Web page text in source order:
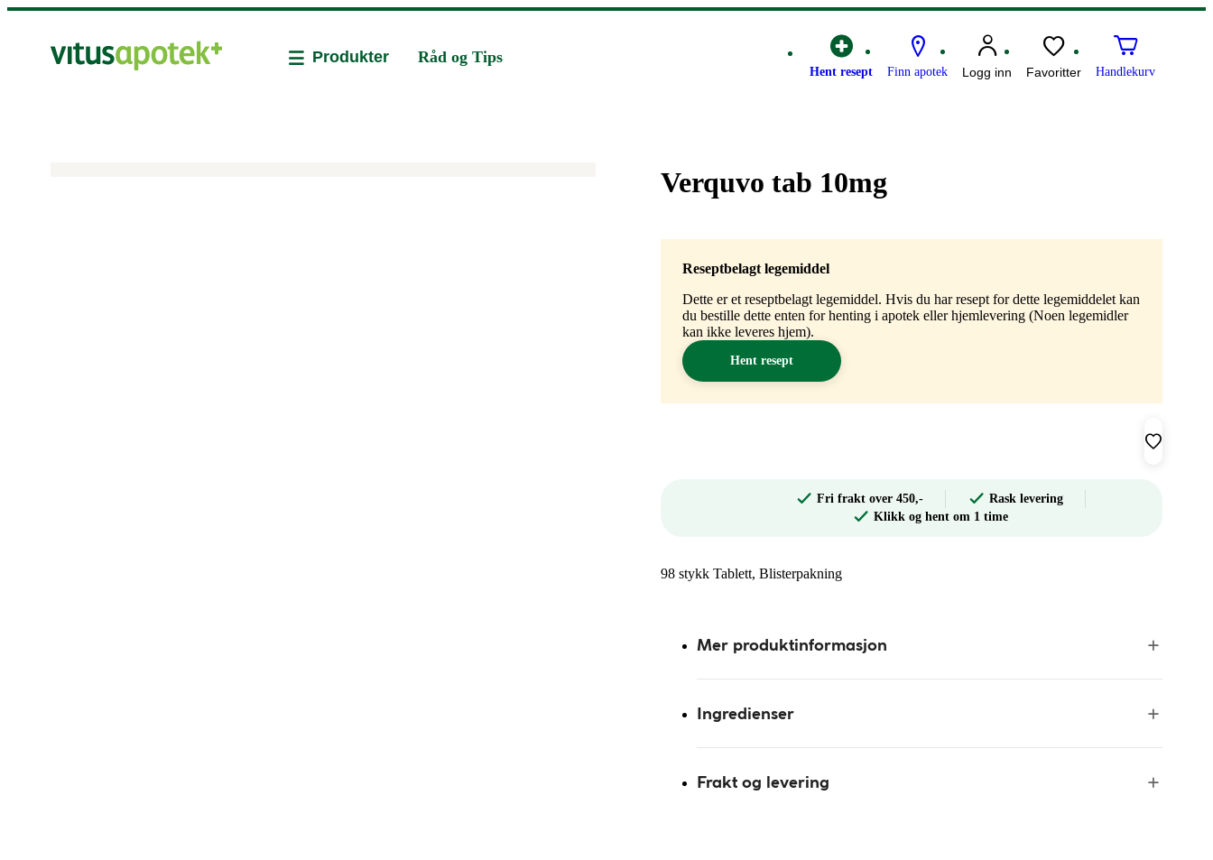
Hent resept Finn apotek Logg inn Favoritter Handlekurv
Produkter Råd og Tips
Verquvo tab 10mg
Reseptbelagt legemiddel
Dette er et reseptbelagt legemiddel. Hvis du har resept for dette legemiddelet kan
du bestille dette enten for henting i apotek eller hjemlevering (Noen legemidler
kan ikke leveres hjem).
Hent resept
Fri frakt over 450,-
Rask levering
Klikk og hent om 1 time
98 stykk Tablett, Blisterpakning
Mer produktinformasjon
Ingredienser
Frakt og levering